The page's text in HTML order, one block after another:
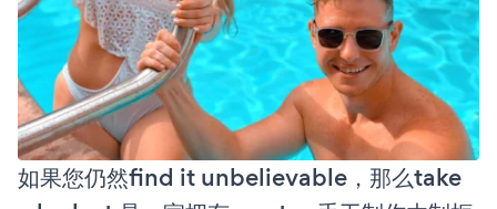
如果您仍然find it unbelievable，那么take